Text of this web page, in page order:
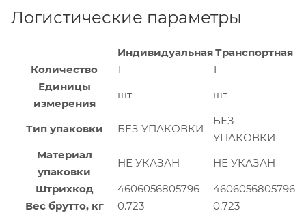
Логистические параметры
ИндивидуальнаяТранспортная
Количество
1
1
Единицы
измерения
шт шт
Тип упаковки БЕЗ УПАКОВКИ
БЕЗ
УПАКОВКИ
Материал
упаковки
НЕ УКАЗАН
НЕ УКАЗАН
Штрихкод
4606056805796
4606056805796
Вес брутто, кг
0.723
0.723